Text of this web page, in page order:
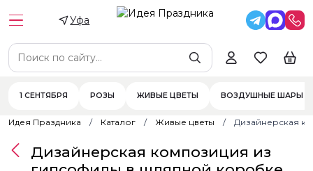
Уфа
1 СЕНТЯБРЯ РОЗЫ ЖИВЫЕ ЦВЕТЫ ВОЗДУШНЫЕ ШАРЫ
Идея Праздника Каталог Живые цветы Дизайнерская
Дизайнерская композиция из